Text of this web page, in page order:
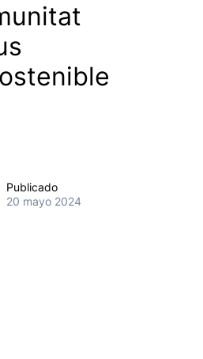
Publicado
20 mayo 2024